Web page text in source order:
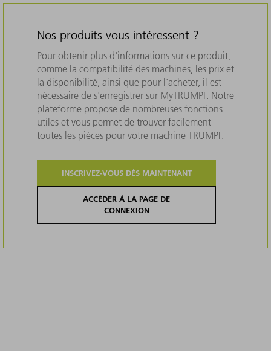
Nos produits vous intéressent ?
Pour obtenir plus d'informations sur ce produit,
comme la compatibilité des machines, les prix et
la disponibilité, ainsi que pour l'acheter, il est
nécessaire de s'enregistrer sur MyTRUMPF. Notre
plateforme propose de nombreuses fonctions
utiles et vous permet de trouver facilement
toutes les pièces pour votre machine TRUMPF.
INSCRIVEZ-VOUS DÈS MAINTENANT
ACCÉDER À LA PAGE DE
CONNEXION